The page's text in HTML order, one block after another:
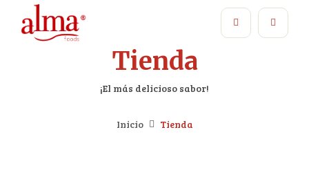
Tienda
¡El más delicioso sabor!
Inicio Tienda